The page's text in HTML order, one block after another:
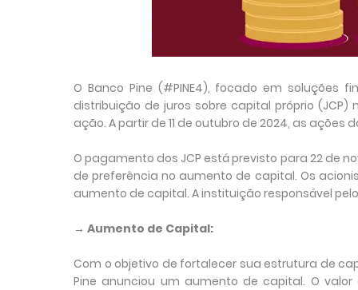
O Banco Pine (#PINE4), focado em soluções
distribuição de juros sobre capital próprio (JCP)
ação. A partir de 11 de outubro de 2024, as
O pagamento dos JCP está previsto para 22 de
de preferência no aumento de capital. Os
aumento de capital. A instituição responsável
→ Aumento de Capital:
Com o objetivo de fortalecer sua estrutura de
Pine anunciou um aumento de capital. O valor